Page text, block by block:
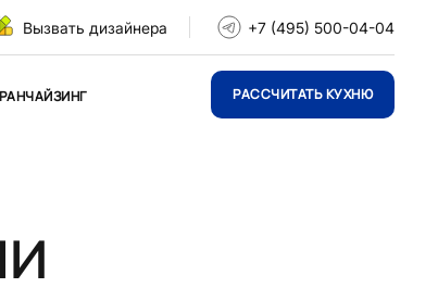
Вызвать дизайнера +7 (495) 500-04-04
РАССЧИТАТЬ КУХНЮ